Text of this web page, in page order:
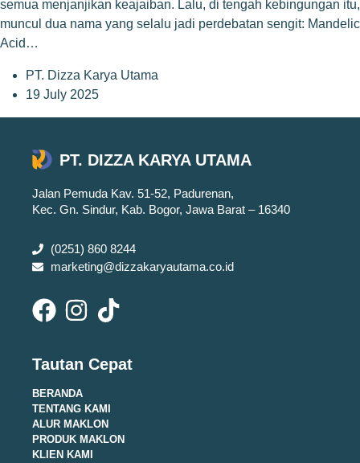
semua menjanjikan keajaiban. Lalu, di tengah kebingungan itu,
muncul dua nama yang selalu jadi perdebatan sengit: Mandelic
Acid…
PT. Dizza Karya Utama
19 July 2025
PT. DIZZA KARYA UTAMA
Jalan Pemuda Kav. 51-52, Padurenan,
Kec. Gn. Sindur, Kab. Bogor, Jawa Barat – 16340
(0251) 860 8244
marketing@dizzakaryautama.co.id
Tautan Cepat
BERANDA
TENTANG KAMI
ALUR MAKLON
PRODUK MAKLON
KLIEN KAMI